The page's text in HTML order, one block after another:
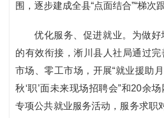
围，逐步建成全县“点面结合”“梯次
优化服务、促进就业。为做
的有效衔接，淅川县人社局通过
市场、零工市场，开展“就业援助月
秋‘职’面未来现场招聘会”和20余
专项公共就业服务活动，服务求职